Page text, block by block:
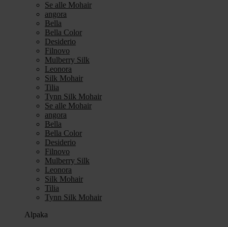
Se alle Mohair
angora
Bella
Bella Color
Desiderio
Filnovo
Mulberry Silk
Leonora
Silk Mohair
Tilia
Tynn Silk Mohair
Se alle Mohair
angora
Bella
Bella Color
Desiderio
Filnovo
Mulberry Silk
Leonora
Silk Mohair
Tilia
Tynn Silk Mohair
Alpaka